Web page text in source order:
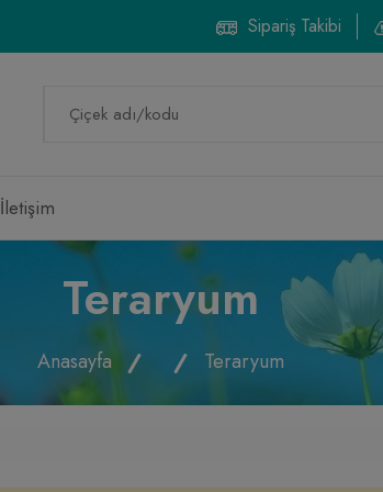
Sipariş Takibi
İletişim
Teraryum
Anasayfa Teraryum